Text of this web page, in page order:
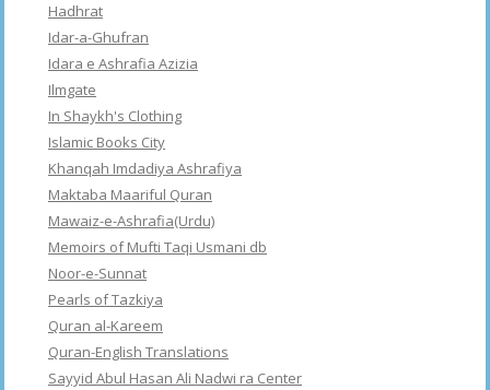
Hadhrat
Idar-a-Ghufran
Idara e Ashrafia Azizia
Ilmgate
In Shaykh's Clothing
Islamic Books City
Khanqah Imdadiya Ashrafiya
Maktaba Maariful Quran
Mawaiz-e-Ashrafia(Urdu)
Memoirs of Mufti Taqi Usmani db
Noor-e-Sunnat
Pearls of Tazkiya
Quran al-Kareem
Quran-English Translations
Sayyid Abul Hasan Ali Nadwi ra Center